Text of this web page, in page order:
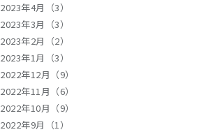
2023年4月（3）
2023年3月（3）
2023年2月（2）
2023年1月（3）
2022年12月（9）
2022年11月（6）
2022年10月（9）
2022年9月（1）